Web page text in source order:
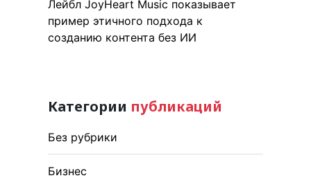
Лейбл JoyHeart Music показывает
пример этичного подхода к
созданию контента без ИИ
Категории публикаций
Без рубрики
Бизнес